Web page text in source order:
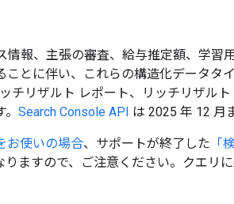
情報、主張の審査、給与推定額、学
ことに伴い、これらの構造化データ
チリザルト レポート、リッチリザルト
Search Console API は 2025 年 12 月
お使いの場合、サポートが終了した 「
りますので、ご注意ください。クエリ